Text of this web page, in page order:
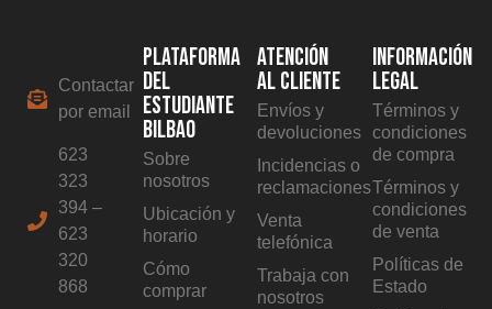
Contactar
por email
623
323
394 –
623
320
868
PLATAFORMA
DEL
ESTUDIANTE
BILBAO
Sobre
nosotros
Ubicación y
horario
Cómo
comprar
ATENCIÓN
AL CLIENTE
Envíos y
devoluciones
Incidencias o
reclamaciones
Venta
telefónica
Trabaja con
nosotros
INFORMACIÓN
LEGAL
Términos y
condiciones
de compra
Términos y
condiciones
de venta
Políticas de
Estado